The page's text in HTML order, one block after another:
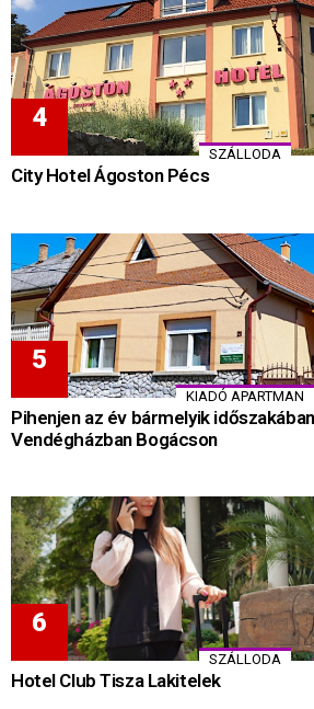
SZÁLLODA
City Hotel Ágoston Pécs
KIADÓ APARTMAN
Pihenjen az év bármelyik
Vendégházban Bogácson
SZÁLLODA
Hotel Club Tisza Lakitelek